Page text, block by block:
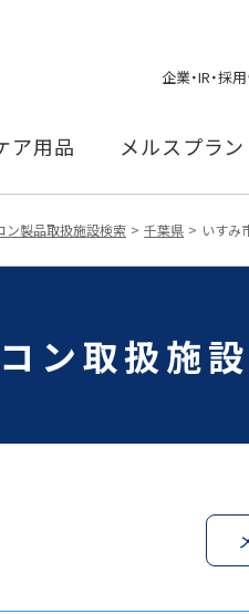
企業・IR・採
ア用品 メルスプラン
ン製品取扱施設検索 千葉県 いすみ
ン取扱施